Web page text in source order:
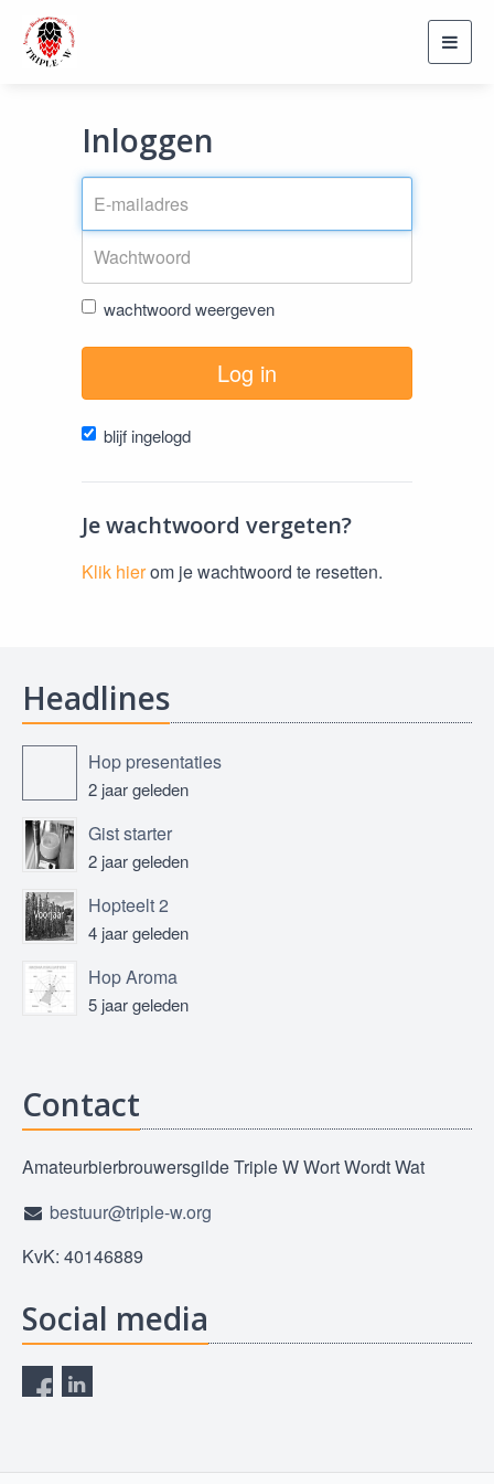
Inloggen
wachtwoord weergeven
Log in
blijf ingelogd
Je wachtwoord vergeten?
Klik hierom je wachtwoord te resetten.
Headlines
Hop presentaties
2 jaar geleden
Gist starter
2 jaar geleden
Hopteelt 2
4 jaar geleden
Hop Aroma
5 jaar geleden
Contact
Amateurbierbrouwersgilde Triple W Wort Wordt Wat
bestuur@triple-w.org
KvK: 40146889
Social media